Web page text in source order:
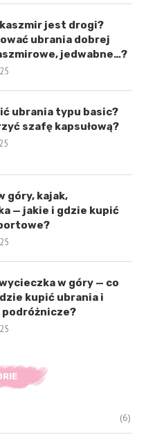
jest drogi?
ubrania dobrej
jedwabne…?
ubrania typu basic?
szafę kapsułową?
góry, kajak,
— jakie i gdzie kupić
w góry — co
kupić ubrania i
podróżnicze?
(6)